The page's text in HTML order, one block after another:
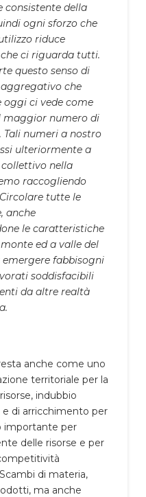
consistente della
ogni sforzo che
riduce
ci riguarda tutti.
questo senso di
che
oggi ci vede come
maggior numero di
numeri a nostro
ulteriormente a
collettivo nella
raccogliendo
tutte le
anche
le caratteristiche
ed a valle del
fabbisogni
soddisfacibili
da altre realtà
anche come uno
territoriale per la
indubbio
di arricchimento per
importante per
delle risorse e per
di materia,
ma anche